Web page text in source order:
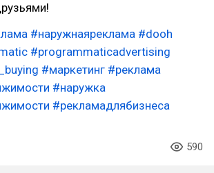
#наружнаяреклама #dooh
#programmaticadvertising
#маркетинг #реклама
#наружка
#рекламадлябизнеса
590